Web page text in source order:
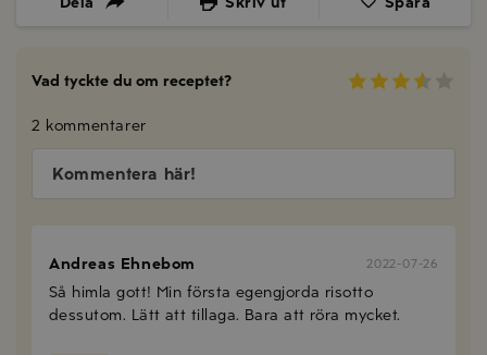
Vad tyckte du om receptet?
2 kommentarer
Kommentera här!
Andreas Ehnebom 2022-07-26
Så himla gott! Min första egengjorda risotto
dessutom. Lätt att tillaga. Bara att röra mycket.